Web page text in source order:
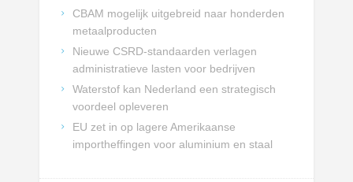
CBAM mogelijk uitgebreid naar honderden
metaalproducten
Nieuwe CSRD-standaarden verlagen
administratieve lasten voor bedrijven
Waterstof kan Nederland een strategisch
voordeel opleveren
EU zet in op lagere Amerikaanse
importheffingen voor aluminium en staal